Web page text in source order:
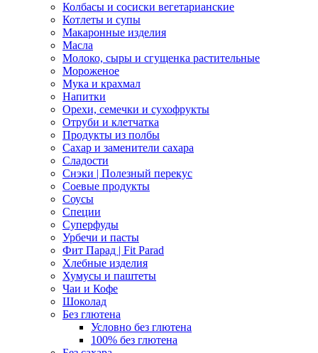
Колбасы и сосиски вегетарианские
Котлеты и супы
Макаронные изделия
Масла
Молоко, сыры и сгущенка растительные
Мороженое
Мука и крахмал
Напитки
Орехи, семечки и сухофрукты
Отруби и клетчатка
Продукты из полбы
Сахар и заменители сахара
Сладости
Снэки | Полезный перекус
Соевые продукты
Соусы
Специи
Суперфуды
Урбечи и пасты
Фит Парад | Fit Parad
Хлебные изделия
Хумусы и паштеты
Чаи и Кофе
Шоколад
Без глютена
Условно без глютена
100% без глютена